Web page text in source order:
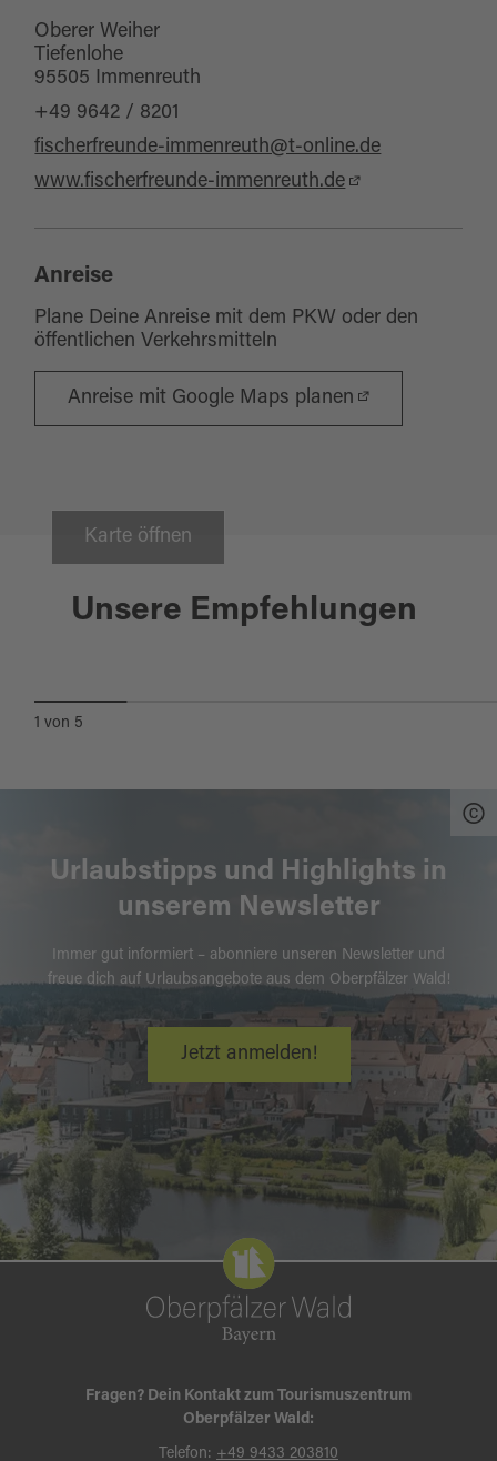
Oberer Weiher
Tiefenlohe
95505 Immenreuth
+49 9642 / 8201
fischerfreunde-immenreuth@t-online.de
www.fischerfreunde-immenreuth.de
Anreise
Plane Deine Anreise mit dem PKW oder den
öffentlichen Verkehrsmitteln
Anreise mit Google Maps planen
Karte öffnen
Unsere Empfehlungen
Kemnath
1 von 5
Urlaubstipps und Highlights in
unserem Newsletter
Immer gut informiert – abonniere unseren Newsletter und
freue dich auf Urlaubsangebote aus dem Oberpfälzer Wald!
Jetzt anmelden!
Fragen? Dein Kontakt zum Tourismuszentrum
Oberpfälzer Wald:
Telefon: +49 9433 203810